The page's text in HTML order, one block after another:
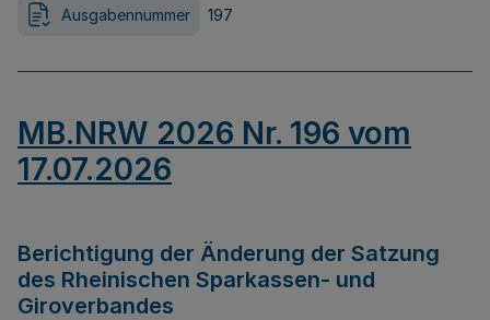
Ausgabennummer 197
MB.NRW 2026 Nr. 196 vom
17.07.2026
Berichtigung der Änderung der Satzung
des Rheinischen Sparkassen- und
Giroverbandes